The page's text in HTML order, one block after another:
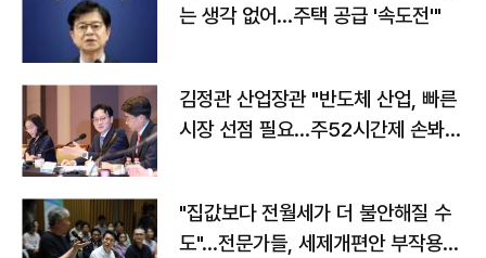
는 생각 없어…주택 공급 '속도전'"
김정관 산업장관 "반도체 산업, 빠른
시장 선점 필요…주52시간제 손봐
"집값보다 전월세가 더 불안해질 수
도"…전문가들, 세제개편안 부작용